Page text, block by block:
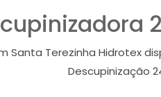
Santa Terezinha Hidrotex
Descupinização